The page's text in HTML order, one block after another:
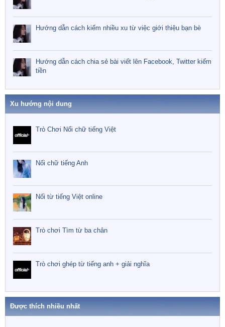
Hướng dẫn cách kiếm nhiều xu từ việc giới thiệu bạn bè
Hướng dẫn cách chia sẻ bài viết lên Facebook, Twitter kiếm
tiền
Xu hướng nội dung
Trò Chơi Nối chữ tiếng Việt
Nối chữ tiếng Anh
Nối từ tiếng Việt online
Trò chơi Tìm từ ba chân
Trò chơi ghép từ tiếng anh + giải nghĩa
Được thích nhiều nhất